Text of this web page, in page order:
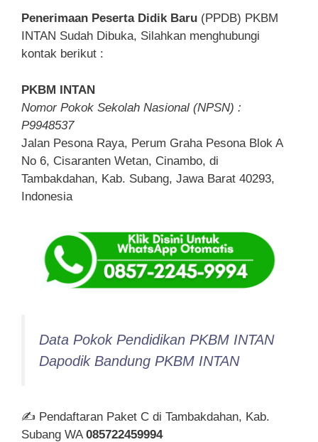
Penerimaan Peserta Didik Baru (PPDB) PKBM
INTAN Sudah Dibuka, Silahkan menghubungi
kontak berikut :
PKBM INTAN
Nomor Pokok Sekolah Nasional (NPSN) :
P9948537
Jalan Pesona Raya, Perum Graha Pesona Blok A
No 6, Cisaranten Wetan, Cinambo, di
Tambakdahan, Kab. Subang, Jawa Barat 40293,
Indonesia
Data Pokok Pendidikan PKBM INTAN
Dapodik Bandung PKBM INTAN
✍ Pendaftaran Paket C di Tambakdahan, Kab.
Subang WA 085722459994